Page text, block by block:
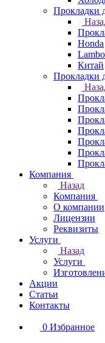
Прокладки
Honda
Китай
Прокладки
Компания
Назад
Компания
О компании
Лицензии
Реквизиты
Услуги
Назад
Услуги
Акции
Статьи
Контакты
0 Избранное